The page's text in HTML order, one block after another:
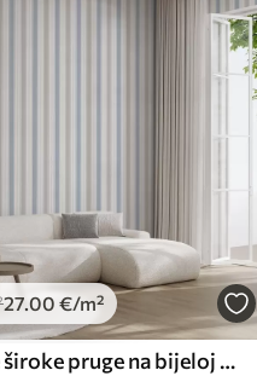
Premium vinil
€ /m²
27.00 €/m²
Sive i plave široke pruge na bijeloj pozadini